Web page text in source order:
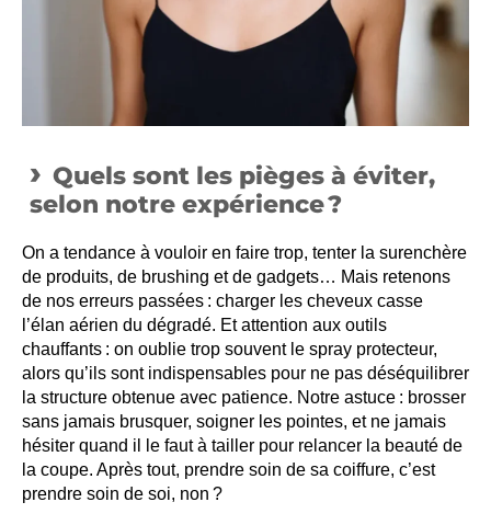
Quels sont les pièges à éviter,
selon notre expérience ?
On a tendance à vouloir en faire trop, tenter la surenchère
de produits, de brushing et de gadgets… Mais retenons
de nos erreurs passées : charger les cheveux casse
l’élan aérien du dégradé. Et attention aux outils
chauffants : on oublie trop souvent le spray protecteur,
alors qu’ils sont indispensables pour ne pas déséquilibrer
la structure obtenue avec patience. Notre astuce : brosser
sans jamais brusquer, soigner les pointes, et ne jamais
hésiter quand il le faut à tailler pour relancer la beauté de
la coupe. Après tout, prendre soin de sa coiffure, c’est
prendre soin de soi, non ?